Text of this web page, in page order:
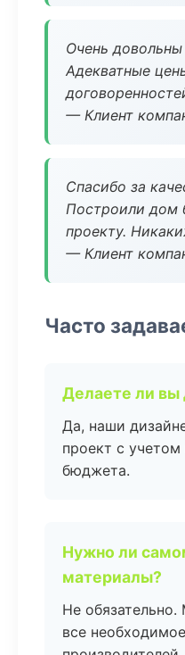
Очень
Адекватные
— Клиент
Спасибо за
Построили дом
проекту.
— Клиент
Часто
Делаете ли вы
Да, наши
проект с
бюджета.
Нужно ли
материалы?
Не
все